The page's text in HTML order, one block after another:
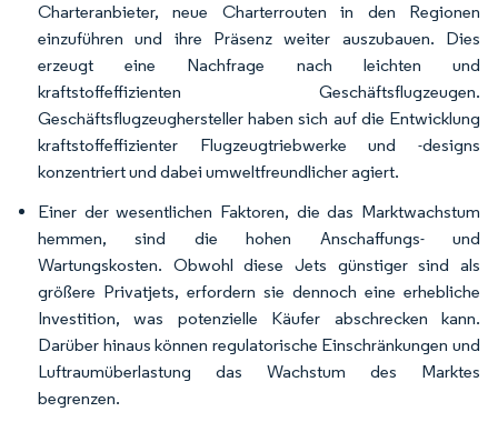
Charteranbieter, neue Charterrouten in den Regionen
einzuführen und ihre Präsenz weiter auszubauen. Dies
erzeugt eine Nachfrage nach leichten und
kraftstoffeffizienten Geschäftsflugzeugen.
Geschäftsflugzeughersteller haben sich auf die Entwicklung
kraftstoffeffizienter Flugzeugtriebwerke und -designs
konzentriert und dabei umweltfreundlicher agiert.
Einer der wesentlichen Faktoren, die das Marktwachstum
hemmen, sind die hohen Anschaffungs- und
Wartungskosten. Obwohl diese Jets günstiger sind als
größere Privatjets, erfordern sie dennoch eine erhebliche
Investition, was potenzielle Käufer abschrecken kann.
Darüber hinaus können regulatorische Einschränkungen und
Luftraumüberlastung das Wachstum des Marktes
begrenzen.